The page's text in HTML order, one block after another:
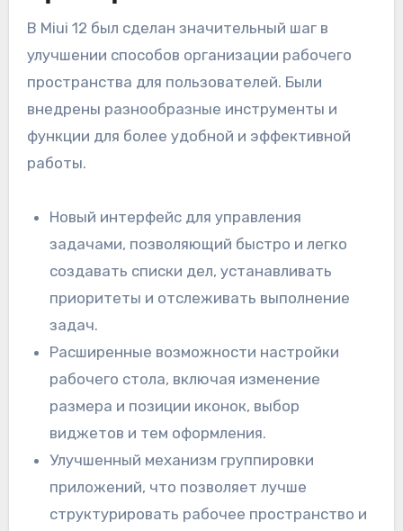
В Miui 12 был сделан значительный шаг в
улучшении способов организации рабочего
пространства для пользователей. Были
внедрены разнообразные инструменты и
функции для более удобной и эффективной
работы.
Новый интерфейс для управления
задачами, позволяющий быстро и легко
создавать списки дел, устанавливать
приоритеты и отслеживать выполнение
задач.
Расширенные возможности настройки
рабочего стола, включая изменение
размера и позиции иконок, выбор
виджетов и тем оформления.
Улучшенный механизм группировки
приложений, что позволяет лучше
структурировать рабочее пространство и